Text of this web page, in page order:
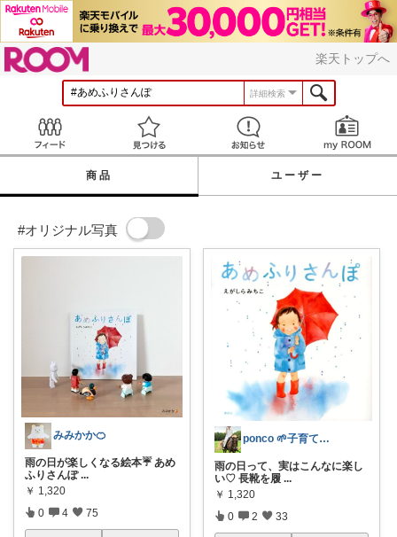
楽天トップへ
詳細検索
見つける お知らせ
商品 ユーザー
#オリジナル写真
みみかか🍊
雨の日が楽しくなる絵本☔️ あめ
ふりさんぽ ...
￥ 1,320
0 4 75
ponco 🌱子育て×知育×ラク家事
雨の日って、実はこんなに楽し
い♡ 長靴を履 ...
￥ 1,320
0 2 33